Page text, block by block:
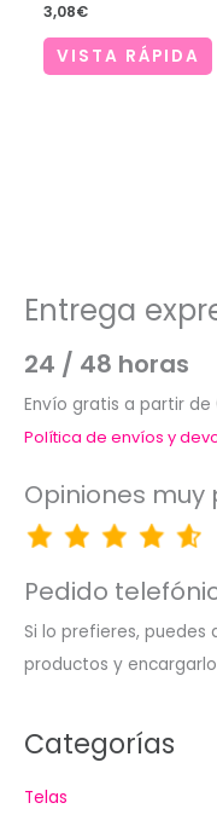
3,08€
VISTA RÁPIDA
Entrega
24 / 48 horas
Envío gratis a partir
Política de envíos y
Opiniones muy
Pedido
Si lo prefieres,
productos y
Categorías
Telas